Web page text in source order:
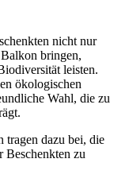
nicht nur
bringen,
leisten.
ökologischen
Wahl, die zu
tragen dazu bei, die
Beschenkten zu